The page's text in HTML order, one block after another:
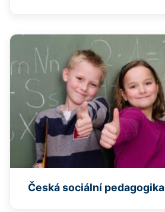
Česká sociální pedagogika